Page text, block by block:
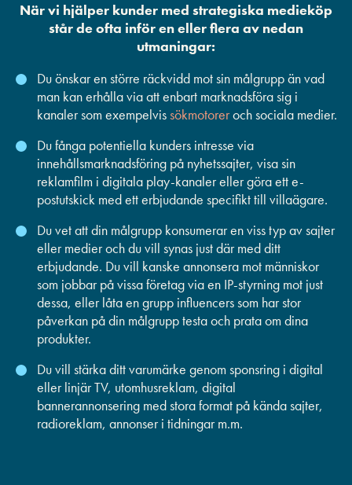
När vi hjälper kunder med strategiska medieköp
står de ofta inför en eller flera av nedan
utmaningar:
Du önskar en större räckvidd mot sin målgrupp än vad
man kan erhålla via att enbart marknadsföra sig i
kanaler som exempelvissökmotoreroch sociala medier.
Du fånga potentiella kunders intresse via
innehållsmarknadsföring på nyhetssajter, visa sin
reklamfilm i digitala play-kanaler eller göra ett e-
postutskick med ett erbjudande specifikt till villaägare.
Du vet att din målgrupp konsumerar en viss typ av sajter
eller medier och du vill synas just där med ditt
erbjudande. Du vill kanske annonsera mot människor
som jobbar på vissa företag via en IP-styrning mot just
dessa, eller låta en grupp influencers som har stor
påverkan på din målgrupp testa och prata om dina
produkter.
Du vill stärka ditt varumärke genom sponsring i digital
eller linjär TV, utomhusreklam, digital
bannerannonsering med stora format på kända sajter,
radioreklam, annonser i tidningar m.m.